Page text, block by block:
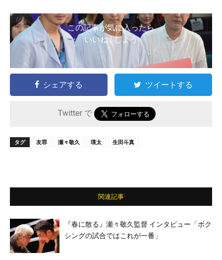
この記事が気に入ったら
いいね ! しよう
シェアする ツイートする
Twitter で
タグ 友罪 瀬々敬久 瑛太 生田斗真
関連記事
『春に散る』瀬々敬久監督 インタビュー「ボク
シングの試合ではこれが一番」